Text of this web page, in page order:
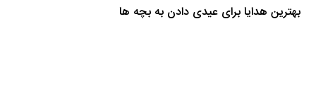
بهترین هدایا برای عیدی دادن به بچه ها